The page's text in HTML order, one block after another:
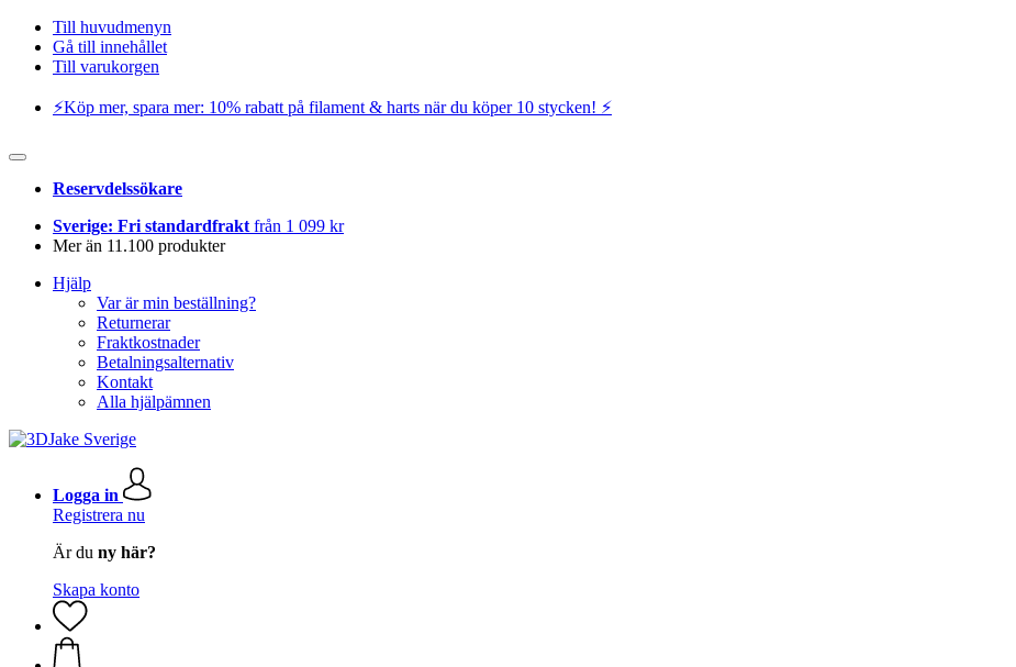
Till huvudmenyn
Gå till innehållet
Till varukorgen
⚡️Köp mer, spara mer: 10% rabatt på filament & harts när du köper 10 stycken! ⚡️
Reservdelssökare
Sverige: Fri standardfrakt från 1 099 kr
Mer än 11.100 produkter
Hjälp
Var är min beställning?
Returnerar
Fraktkostnader
Betalningsalternativ
Kontakt
Alla hjälpämnen
Logga in
Registrera nu
Är du ny här?
Skapa konto